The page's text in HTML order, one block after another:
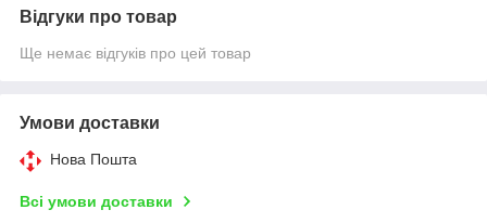
Відгуки про товар
Ще немає відгуків про цей товар
Умови доставки
Нова Пошта
Всі умови доставки